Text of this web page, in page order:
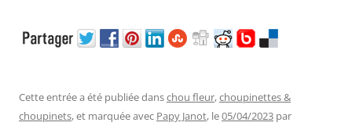
Cette entrée a été publiée danschou fleur,choupinettes &
choupinets, et marquée avec Papy Janot, le05/04/2023 par